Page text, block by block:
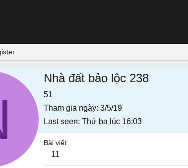
Nhà đất bảo lộc 238
51
Tham gia ngày 3/5/19
Last seen Thứ ba lúc 16:03
Bài viết
11